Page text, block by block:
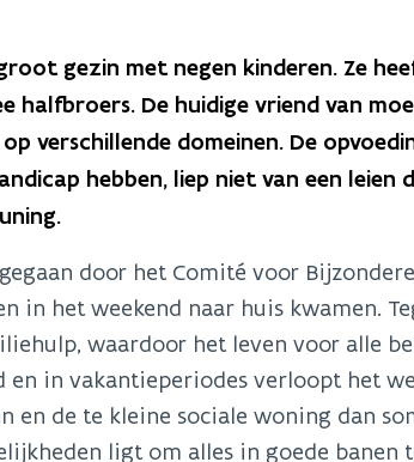
gezin met negen kinderen. Ze
halfbroers. De huidige vriend van
verschillende domeinen. De
hebben, liep niet van een leien
door het Comité voor
in het weekend naar huis kwamen.
waardoor het leven voor alle
en in vakantieperiodes verloopt het
en de te kleine sociale woning dan
ligt om alles in goede banen